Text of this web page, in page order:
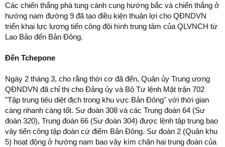
Các chiến thắng phá tung cánh cung hướng bắc và chiến thắng ở
hướng nam đường 9 đã tạo điều kiện thuận lợi cho QĐNDVN
triển khai lực lượng tiến công đội hình trung tâm của QLVNCH từ
Lao Bảo đến Bản Đông.
Đến Tchepone
Ngày 2 tháng 3, cho rằng thời cơ đã đến, Quân ủy Trung ương
QĐNDVN đã chỉ thị cho Đảng ủy và Bộ Tư lệnh Mặt trận 702
"Tập trung tiêu diệt địch trong khu vực Bản Đông" với thời gian
càng nhanh càng tốt. Sư đoàn 308 và các Trung đoàn 64 (Sư
đoàn 320), Trung đoàn 66 (Sư đoàn 304) được lệnh tập trung bao
vây tiến công tập đoàn cứ điểm Bản Đông. Sư đoàn 2 (Quân khu
5) hoạt động ở hướng nam bao vây kìm chân hai trung đoàn của